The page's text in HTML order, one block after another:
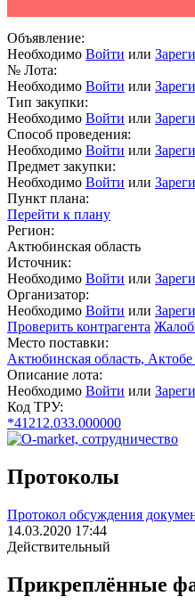
Объявление:
Необходимо Войти или
№ Лота:
Необходимо Войти или
Тип закупки:
Необходимо Войти или
Способ проведения:
Необходимо Войти или
Предмет закупки:
Необходимо Войти или
Пункт плана:
Перейти к плану
Регион:
Актюбинская область
Источник:
Необходимо Войти или
Организатор:
Необходимо Войти или
Проверить контрагента
Место поставки:
Актюбинская область,
Описание лота:
Необходимо Войти или
Код ТРУ:
*41212.033.000000
Протоколы
Протокол обсуждения
14.03.2020 17:44
Действительный
Прикреплённые